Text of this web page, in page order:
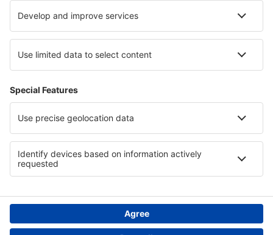
Cazare in Polonia Mică Cazare în Belgia
Cazare în Parcul Național Torres del Paine